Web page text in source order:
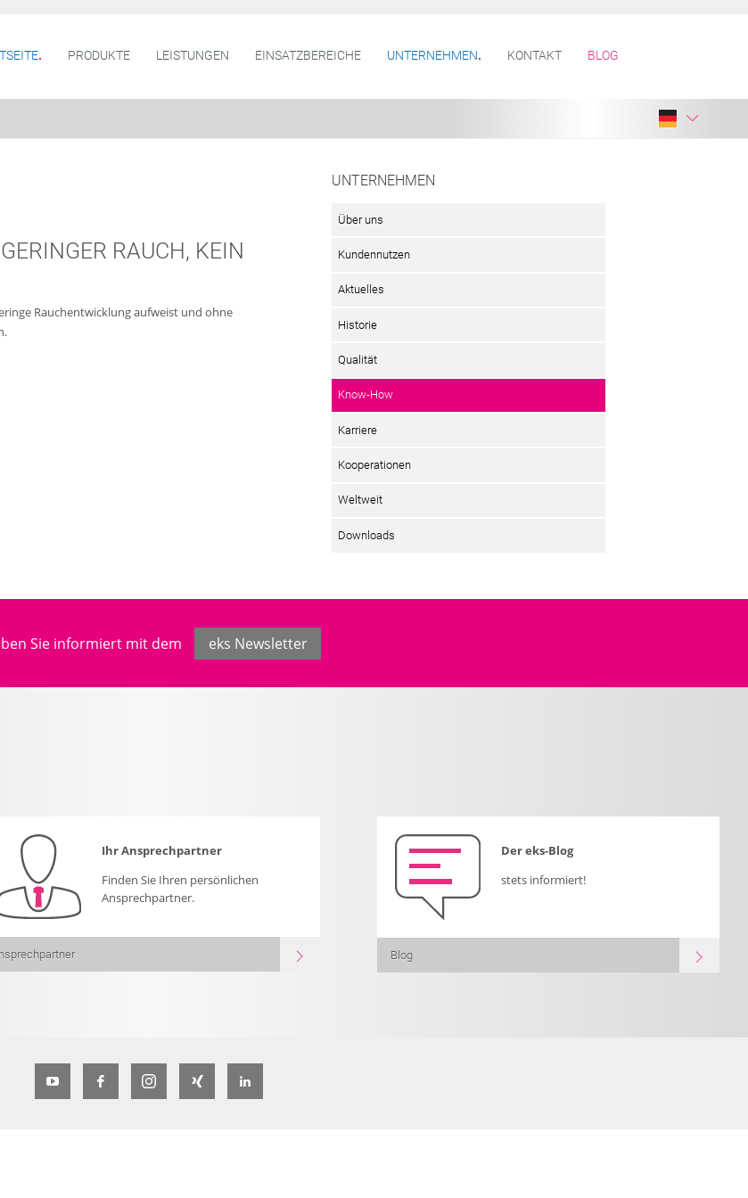
PRODUKTE LEISTUNGEN EINSATZBEREICHE UNTERNEHMEN KONTAKT BLOG
RAUCH, KEIN
Rauchentwicklung aufweist und ohne
UNTERNEHMEN
Über uns
Kundennutzen
Aktuelles
Historie
Qualität
Know-How
Karriere
Kooperationen
Weltweit
Downloads
Sie informiert mit dem eks Newsletter
Ihr Ansprechpartner
Finden Sie Ihren persönlichen
Ansprechpartner.
Der eks-Blog
stets informiert!
Blog